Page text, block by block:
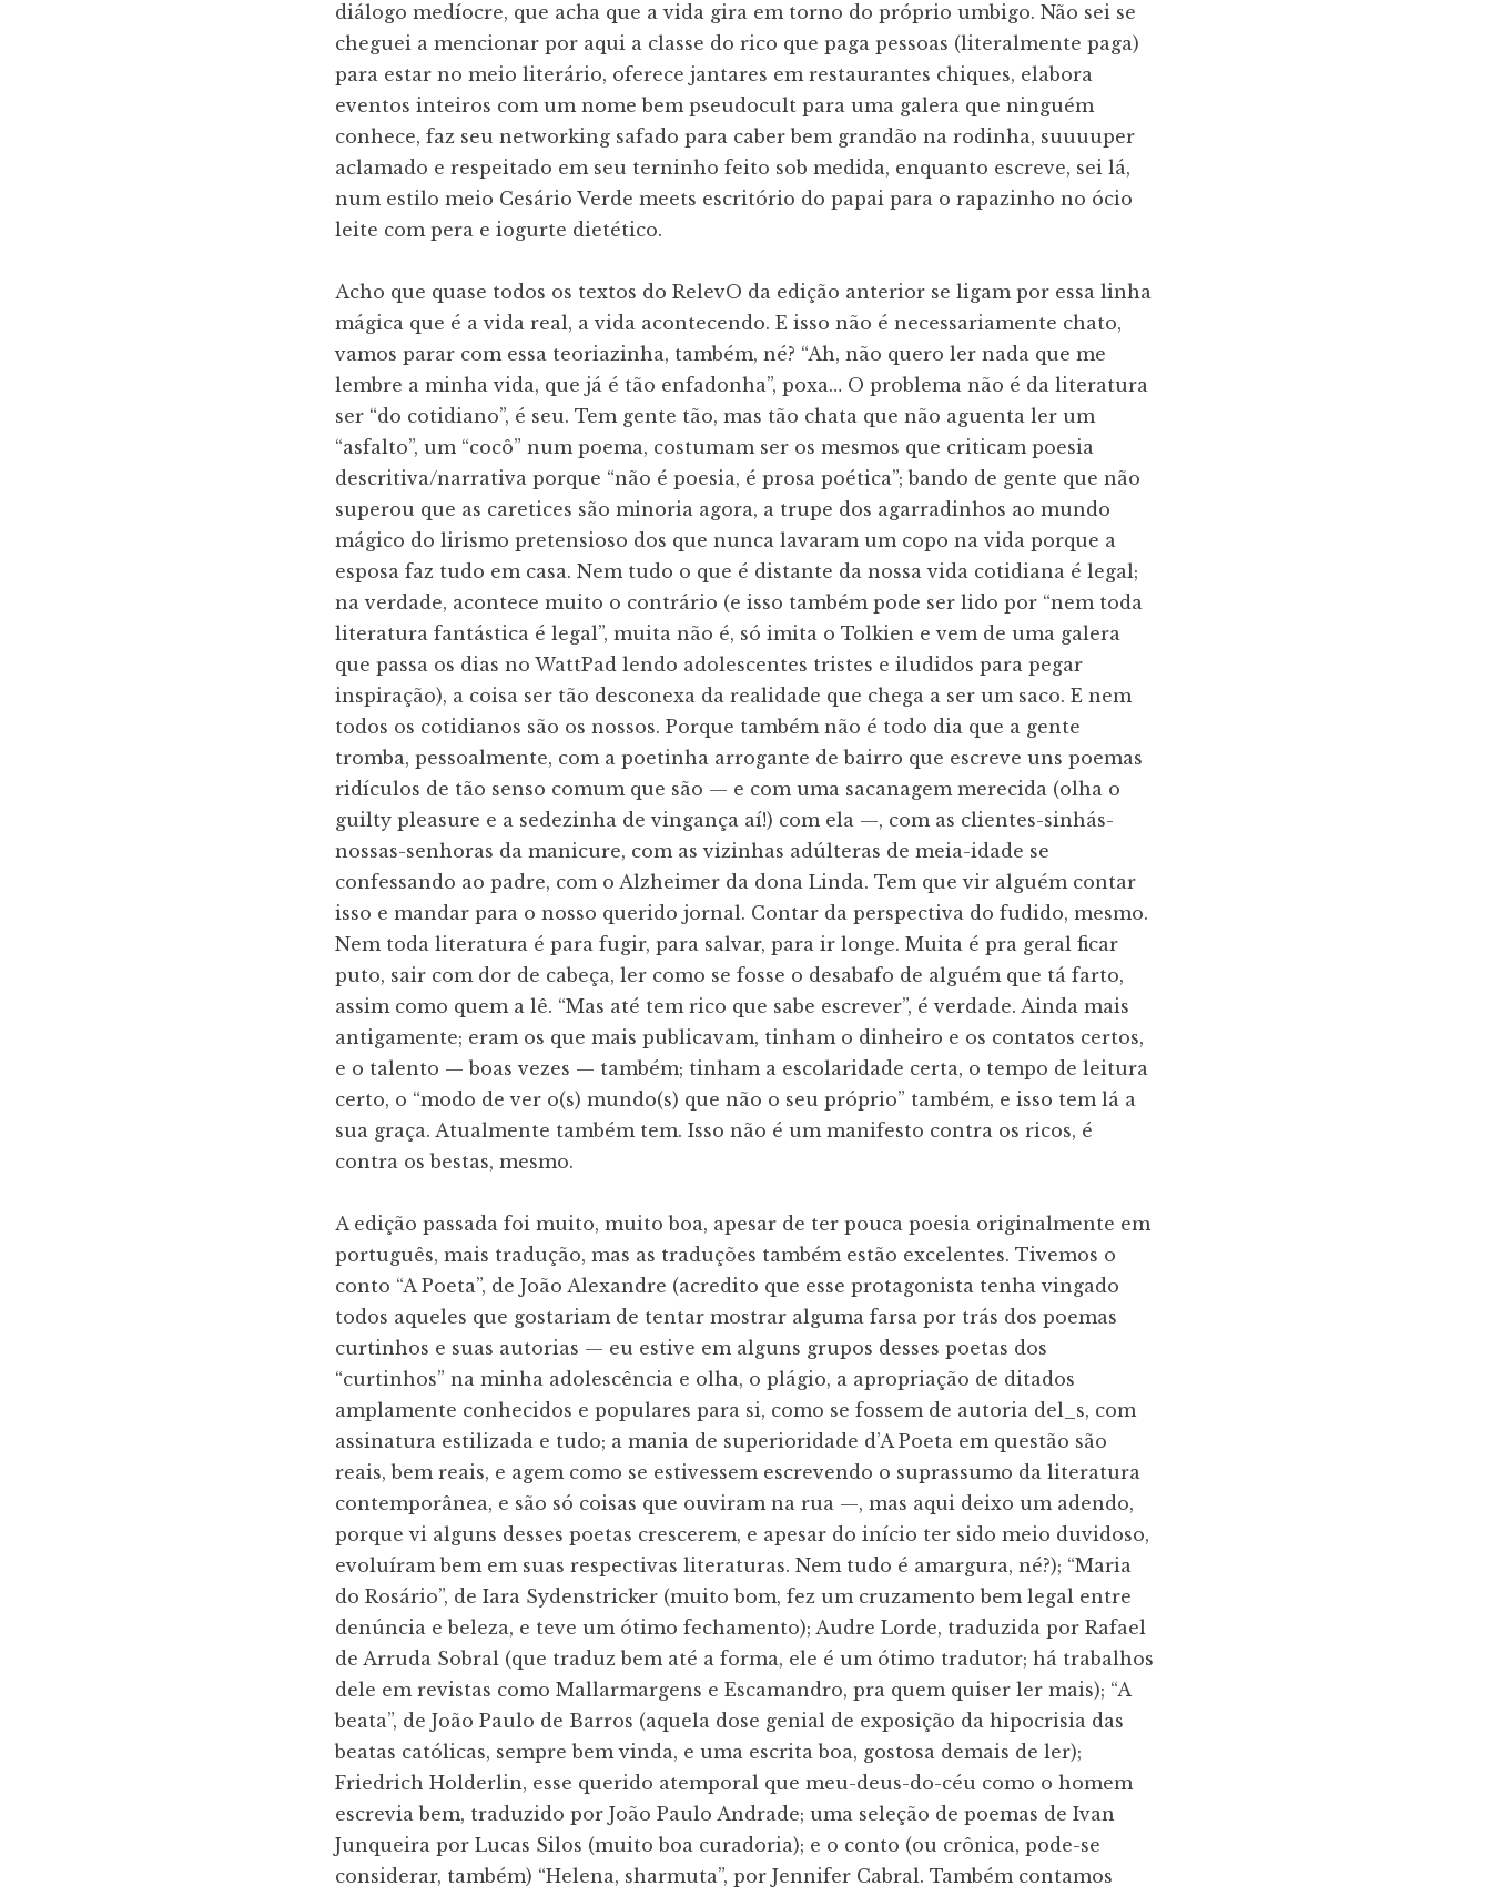
diálogo medíocre, que acha que a vida gira em torno do próprio umbigo. Não sei se
cheguei a mencionar por aqui a classe do rico que paga pessoas (literalmente paga)
para estar no meio literário, oferece jantares em restaurantes chiques, elabora
eventos inteiros com um nome bem pseudocult para uma galera que ninguém
conhece, faz seu networking safado para caber bem grandão na rodinha, suuuuper
aclamado e respeitado em seu terninho feito sob medida, enquanto escreve, sei lá,
num estilo meio Cesário Verde meets escritório do papai para o rapazinho no ócio
leite com pera e iogurte dietético.
Acho que quase todos os textos do RelevO da edição anterior se ligam por essa linha
mágica que é a vida real, a vida acontecendo. E isso não é necessariamente chato,
vamos parar com essa teoriazinha, também, né? “Ah, não quero ler nada que me
lembre a minha vida, que já é tão enfadonha”, poxa… O problema não é da literatura
ser “do cotidiano”, é seu. Tem gente tão, mas tão chata que não aguenta ler um
“asfalto”, um “cocô” num poema, costumam ser os mesmos que criticam poesia
descritiva/narrativa porque “não é poesia, é prosa poética”; bando de gente que não
superou que as caretices são minoria agora, a trupe dos agarradinhos ao mundo
mágico do lirismo pretensioso dos que nunca lavaram um copo na vida porque a
esposa faz tudo em casa. Nem tudo o que é distante da nossa vida cotidiana é legal;
na verdade, acontece muito o contrário (e isso também pode ser lido por “nem toda
literatura fantástica é legal”, muita não é, só imita o Tolkien e vem de uma galera
que passa os dias no WattPad lendo adolescentes tristes e iludidos para pegar
inspiração), a coisa ser tão desconexa da realidade que chega a ser um saco. E nem
todos os cotidianos são os nossos. Porque também não é todo dia que a gente
tromba, pessoalmente, com a poetinha arrogante de bairro que escreve uns poemas
ridículos de tão senso comum que são — e com uma sacanagem merecida (olha o
guilty pleasure e a sedezinha de vingança aí!) com ela —, com as clientes-sinhás-
nossas-senhoras da manicure, com as vizinhas adúlteras de meia-idade se
confessando ao padre, com o Alzheimer da dona Linda. Tem que vir alguém contar
isso e mandar para o nosso querido jornal. Contar da perspectiva do fudido, mesmo.
Nem toda literatura é para fugir, para salvar, para ir longe. Muita é pra geral ficar
puto, sair com dor de cabeça, ler como se fosse o desabafo de alguém que tá farto,
assim como quem a lê. “Mas até tem rico que sabe escrever”, é verdade. Ainda mais
antigamente; eram os que mais publicavam, tinham o dinheiro e os contatos certos,
e o talento — boas vezes — também; tinham a escolaridade certa, o tempo de leitura
certo, o “modo de ver o(s) mundo(s) que não o seu próprio” também, e isso tem lá a
sua graça. Atualmente também tem. Isso não é um manifesto contra os ricos, é
contra os bestas, mesmo.
A edição passada foi muito, muito boa, apesar de ter pouca poesia originalmente em
português, mais tradução, mas as traduções também estão excelentes. Tivemos o
conto “A Poeta”, de João Alexandre (acredito que esse protagonista tenha vingado
todos aqueles que gostariam de tentar mostrar alguma farsa por trás dos poemas
curtinhos e suas autorias — eu estive em alguns grupos desses poetas dos
“curtinhos” na minha adolescência e olha, o plágio, a apropriação de ditados
amplamente conhecidos e populares para si, como se fossem de autoria del_s, com
assinatura estilizada e tudo; a mania de superioridade d’A Poeta em questão são
reais, bem reais, e agem como se estivessem escrevendo o suprassumo da literatura
contemporânea, e são só coisas que ouviram na rua —, mas aqui deixo um adendo,
porque vi alguns desses poetas crescerem, e apesar do início ter sido meio duvidoso,
evoluíram bem em suas respectivas literaturas. Nem tudo é amargura, né?); “Maria
do Rosário”, de Iara Sydenstricker (muito bom, fez um cruzamento bem legal entre
denúncia e beleza, e teve um ótimo fechamento); Audre Lorde, traduzida por Rafael
de Arruda Sobral (que traduz bem até a forma, ele é um ótimo tradutor; há trabalhos
dele em revistas como Mallarmargens e Escamandro, pra quem quiser ler mais); “A
beata”, de João Paulo de Barros (aquela dose genial de exposição da hipocrisia das
beatas católicas, sempre bem vinda, e uma escrita boa, gostosa demais de ler);
Friedrich Holderlin, esse querido atemporal que meu-deus-do-céu como o homem
escrevia bem, traduzido por João Paulo Andrade; uma seleção de poemas de Ivan
Junqueira por Lucas Silos (muito boa curadoria); e o conto (ou crônica, pode-se
considerar, também) “Helena, sharmuta”, por Jennifer Cabral. Também contamos